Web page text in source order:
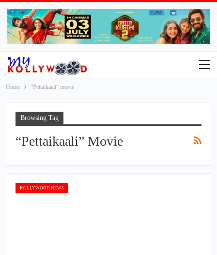
Home “Pettaikaali” movie
Browsing Tag
“Pettaikaali” Movie
KOLLYWOOD NEWS